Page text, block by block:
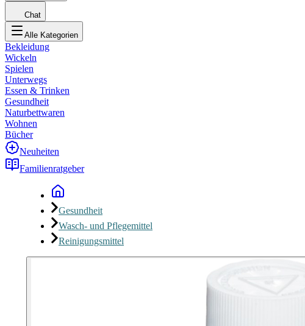
Chat
Alle Kategorien
Bekleidung
Wickeln
Spielen
Unterwegs
Essen & Trinken
Gesundheit
Naturbettwaren
Wohnen
Bücher
Neuheiten
Familienratgeber
Gesundheit
Wasch- und Pflegemittel
Reinigungsmittel